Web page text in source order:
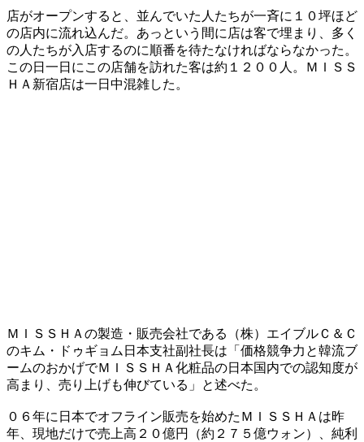
店がオープンすると、並んでいた人たちが一斉に１０坪ほど
の店内に流れ込んだ。あっという間に店は客で埋まり、多く
の人たちが入店するのに順番を待たなければならなかった。
この日一日にこの店舗を訪れた客は約１２００人。ＭＩＳＳ
ＨＡ新宿店は一日中混雑した。
ＭＩＳＳＨＡの製造・販売会社である（株）エイブルＣ＆Ｃ
のキム・ドゥギョム日本支社副社長は「価格競争力と韓流ブ
ームのおかげでＭＩＳＳＨＡ化粧品の日本国内での認知度が
高まり、売り上げも伸びている」と述べた。
０６年に日本でオフライン販売を始めたＭＩＳＳＨＡは昨
年、現地だけで売上高２０億円（約２７５億ウォン）、純利